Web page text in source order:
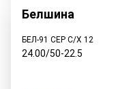
Белшина
БЕЛ-91 СЕР С/Х 12
24.00/50-22.5